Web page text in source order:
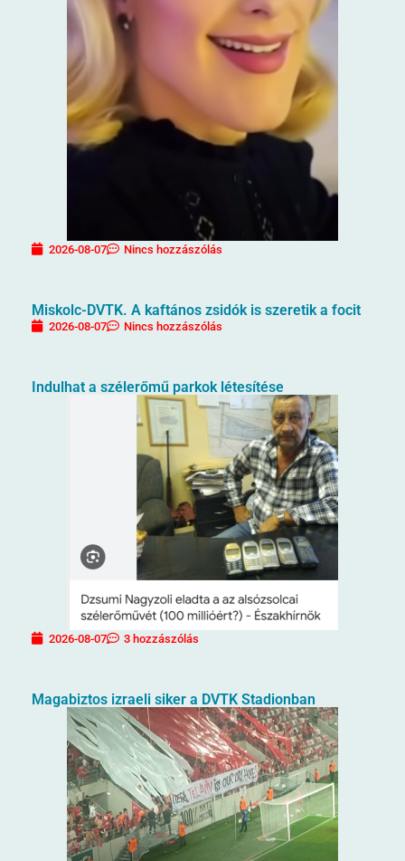
2026-08-07 Nincs hozzászólás
Miskolc-DVTK. A kaftános zsidók is szeretik a focit
2026-08-07 Nincs hozzászólás
Indulhat a szélerőmű parkok létesítése
2026-08-07 3 hozzászólás
Magabiztos izraeli siker a DVTK Stadionban